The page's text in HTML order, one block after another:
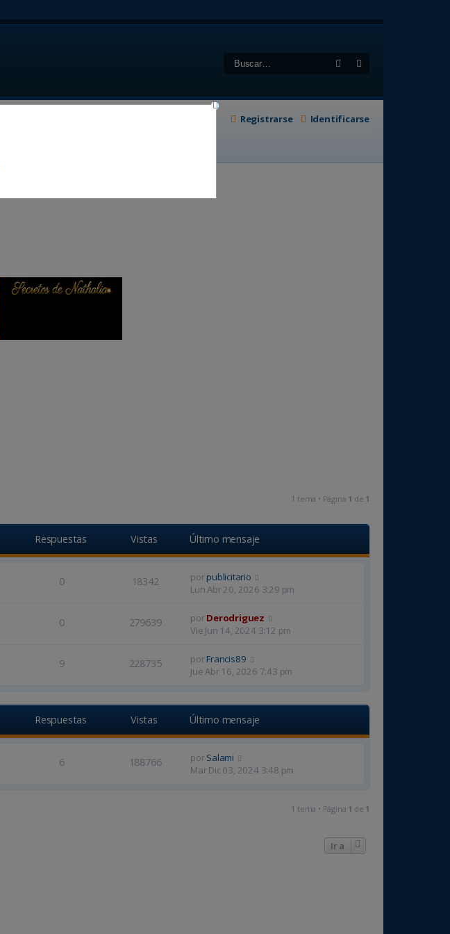
Buscar
Identificarse
Registrarse
1 tema • Página 1 de 1
Respuestas Vistas Último mensaje
0 18342 porpublicitario
Lun Abr 20, 2026 3:29 pm
0 279639 porDerodriguez
Vie Jun 14, 2024 3:12 pm
9 228735 porFrancis89
Jue Abr 16, 2026 7:43 pm
Respuestas Vistas Último mensaje
6 188766 porSalami
Mar Dic 03, 2024 3:48 pm
1 tema • Página 1 de 1
Ir a